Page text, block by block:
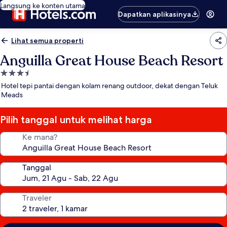
Langsung ke konten utama
Dapatkan aplikasinya
Lihat semua properti
Anguilla Great House Beach Resort
Properti
bintang
3.5
Hotel tepi pantai dengan kolam renang outdoor, dekat dengan Teluk
Meads
Pilih tanggal untuk melihat harga
Ke mana?
Tanggal
Traveler